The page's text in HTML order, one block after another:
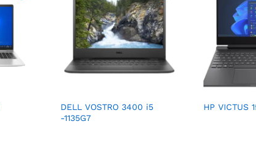
DELL VOSTRO 3400 i5
-1135G7
HP VICTUS